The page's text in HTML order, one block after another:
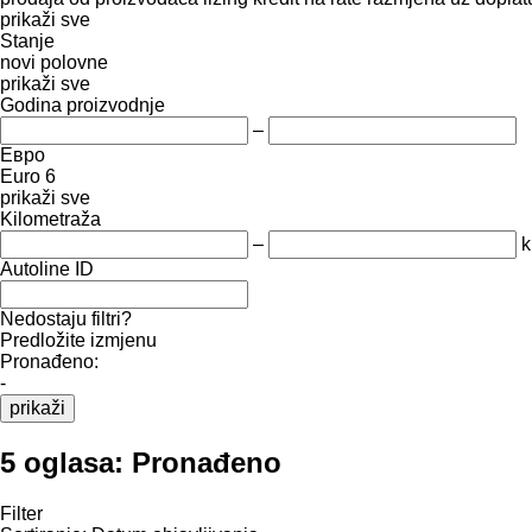
prikaži sve
Stanje
novi polovne
prikaži sve
Godina proizvodnje
–
Евро
Euro 6
prikaži sve
Kilometraža
–
Autoline ID
Nedostaju filtri?
Predložite izmjenu
Pronađeno:
-
prikaži
5 oglasa: Pronađeno
Filter